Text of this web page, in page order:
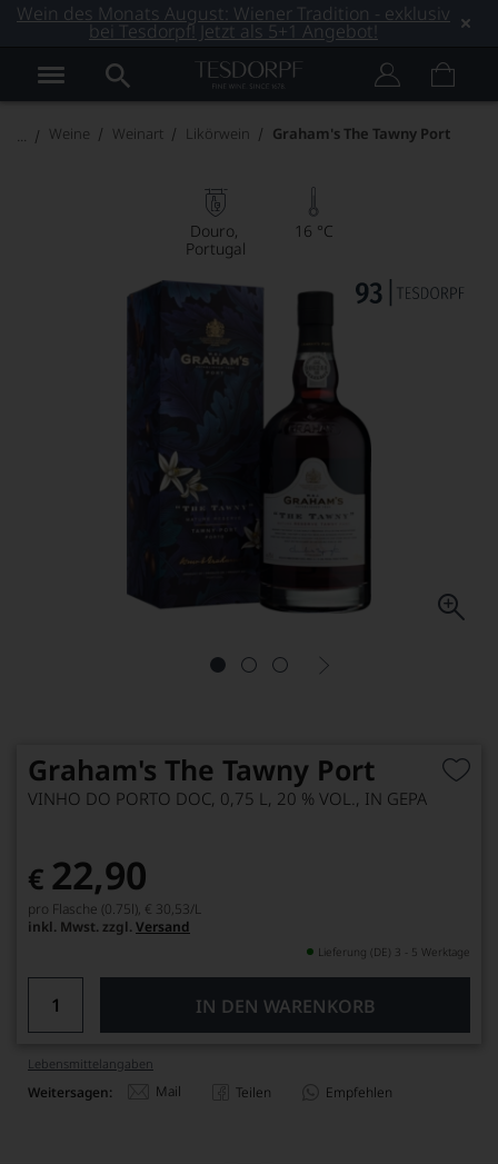
Wein des Monats August: Wiener Tradition - exklusiv
bei Tesdorpf! Jetzt als 5+1 Angebot!
Weine Weinart Likörwein Graham's The Tawny Port
Douro
Portugal
16 °C
Graham's The Tawny Port
VINHO DO PORTO DOC, 0,75 L, 20 % VOL., IN GEPA
€ 22,90
pro Flasche (0.75l), € 30,53/L
inkl. Mwst. zzgl. Versand
Lieferung (DE) 3 - 5 Werktage
IN DEN WARENKORB
Lebensmittel­angaben
Weitersagen: Mail Teilen Empfehlen